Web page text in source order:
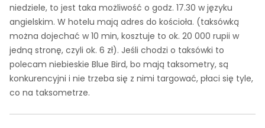
niedziele, to jest taka możliwość o godz. 17.30 w języku
angielskim. W hotelu mają adres do kościoła. (taksówką
można dojechać w 10 min, kosztuje to ok. 20 000 rupii w
jedną stronę, czyli ok. 6 zł). Jeśli chodzi o taksówki to
polecam niebieskie Blue Bird, bo mają taksometry, są
konkurencyjni i nie trzeba się z nimi targować, płaci się tyle,
co na taksometrze.